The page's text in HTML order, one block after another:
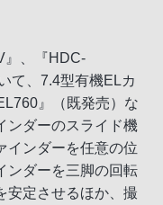
』、『HDC-
て、7.4型有機ELカ
』（既発売）な
ンダーのスライド機
インダーを任意の位
ンダーを三脚の回転
安定させるほか、撮